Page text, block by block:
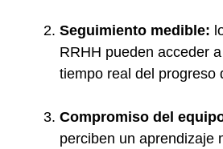
Seguimiento medible:
RRHH pueden acceder
tiempo real del progreso
Compromiso del
perciben un aprendizaje